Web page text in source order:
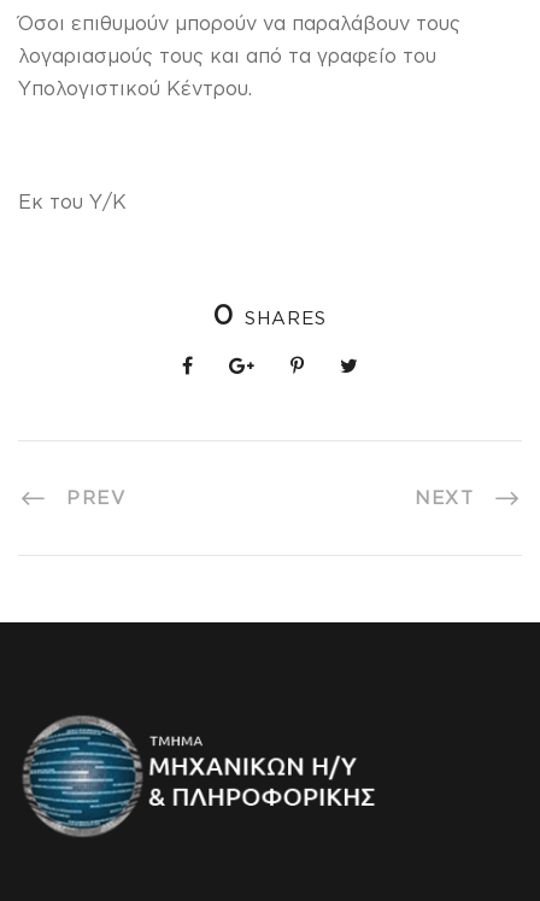
Όσοι επιθυμούν μπορούν να παραλάβουν τους
λογαριασμούς τους και από τα γραφείο του
Υπολογιστικού Κέντρου.
Εκ του Υ/Κ
0 SHARES
PREV NEXT